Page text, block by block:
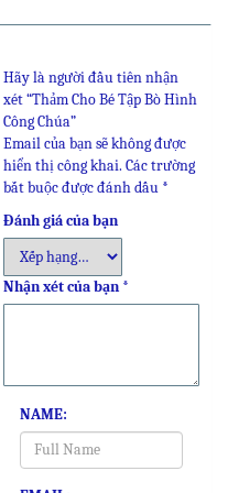
Hãy là người đầu tiên nhận
xét “Thảm Cho Bé Tập Bò Hình
Công Chúa”
Email của bạn sẽ không được
hiển thị công khai. Các trường
bắt buộc được đánh dấu *
Đánh giá của bạn
Nhận xét của bạn*
NAME: